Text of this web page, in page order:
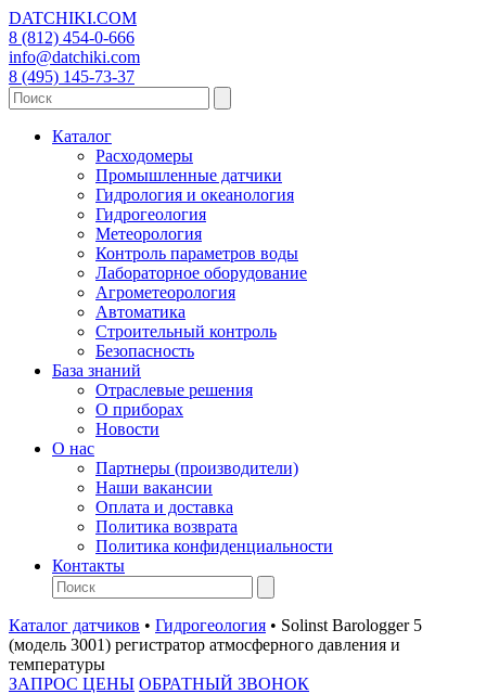
DATCHIKI.COM
8 (812) 454-0-666
info@datchiki.com
8 (495) 145-73-37
Каталог
Расходомеры
Промышленные датчики
Гидрология и океанология
Гидрогеология
Метеорология
Контроль параметров воды
Лабораторное оборудование
Агрометеорология
Автоматика
Строительный контроль
Безопасность
База знаний
Отраслевые решения
О приборах
Новости
О нас
Партнеры (производители)
Наши вакансии
Оплата и доставка
Политика возврата
Политика конфиденциальности
Контакты
Каталог датчиков • Гидрогеология • Solinst Barologger 5
(модель 3001) регистратор атмосферного давления и
температуры
ЗАПРОС ЦЕНЫ ОБРАТНЫЙ ЗВОНОК